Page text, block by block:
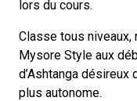
lors du cours.
Classe tous
Mysore Style aux
d’Ashtanga
plus autonome.